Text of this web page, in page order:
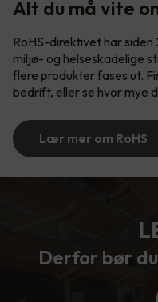
Alt du må vite
RoHS-direktivet har
miljø- og helseskadelige
flere produkter fases ut.
bedrift, eller se hvor mye
Lær mer om RoHS
Derfor bør